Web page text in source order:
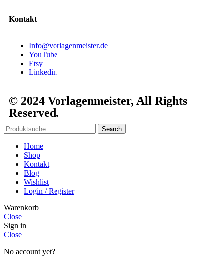
Kontakt
Info@vorlagenmeister.de
YouTube
Etsy
Linkedin
© 2024 Vorlagenmeister, All Rights
Reserved.
Search
Home
Shop
Kontakt
Blog
Wishlist
Login / Register
Warenkorb
Close
Sign in
Close
No account yet?